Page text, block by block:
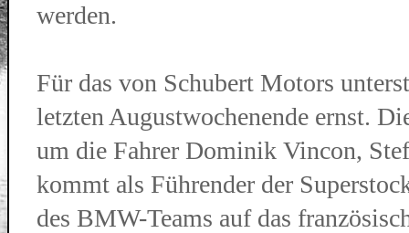
werden.
Für das von Schubert Motors
letzten Augustwochenende ernst.
um die Fahrer Dominik Vincon,
kommt als Führender der
des BMW-Teams auf das